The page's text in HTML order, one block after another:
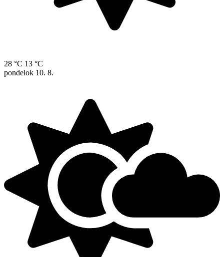
28 °C 13 °C
pondelok 10. 8.